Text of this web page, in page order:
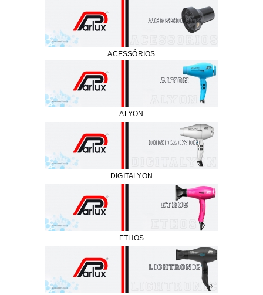
ACESSÓRIOS
ALYON
DIGITALYON
ETHOS